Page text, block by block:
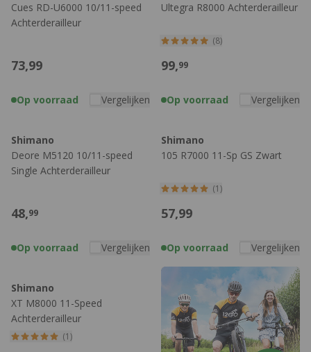
Cues RD-U6000 10/11-speed
Achterderailleur
73,99
Op voorraad Vergelijken
Ultegra R8000 Achterderailleur
(8)
99,99
Op voorraad Vergelijken
Shimano
Deore M5120 10/11-speed
Single Achterderailleur
48,99
Op voorraad Vergelijken
Shimano
105 R7000 11-Sp GS Zwart
(1)
57,99
Op voorraad Vergelijken
Shimano
XT M8000 11-Speed
Achterderailleur
(1)